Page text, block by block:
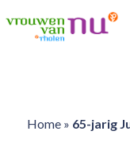
Home» 65-jarig